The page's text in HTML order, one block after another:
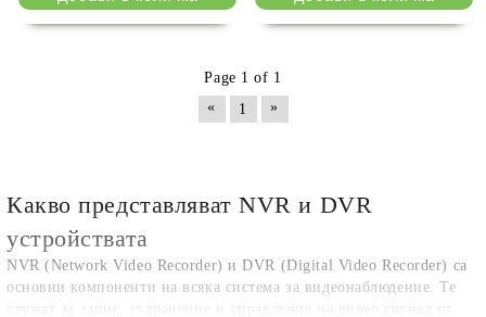
1080p
HDMI/VGA (1080p)
Page 1 of 1
«
1 »
Какво представляват NVR и DVR
устройствата
NVR (Network Video Recorder) и DVR (Digital Video Recorder) са
основни компоненти на всяка система за видеонаблюдение. Те